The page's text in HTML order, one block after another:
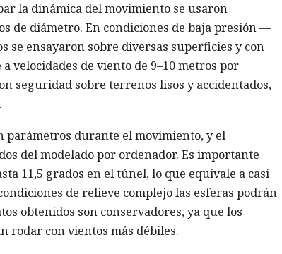
la dinámica del movimiento se usaron
de diámetro. En condiciones de baja presión —
se ensayaron sobre diversas superficies y con
velocidades de viento de 9–10 metros por
seguridad sobre terrenos lisos y accidentados,
parámetros durante el movimiento, y el
del modelado por ordenador. Es importante
11,5 grados en el túnel, lo que equivale a casi
de relieve complejo las esferas podrán
obtenidos son conservadores, ya que los
rodar con vientos más débiles.